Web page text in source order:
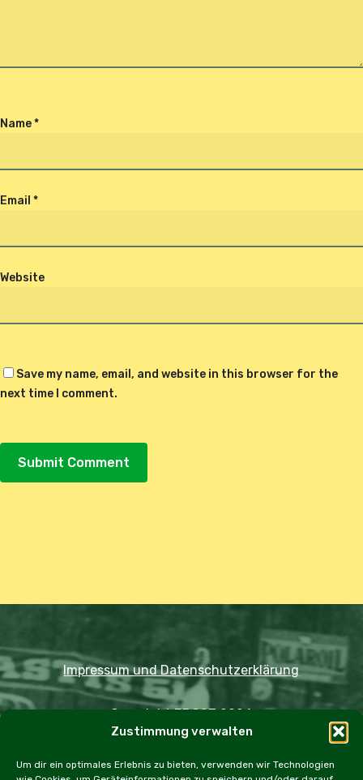
Zustimmung verwalten
Um dir ein optimales Erlebnis zu bieten, verwenden wir Technologien
Name*
Email *
Website
Save my name, email, and website in this browser for the
next time I comment.
Impressum und Datenschutzerklärung
Copyright JDOST 2024
Home Ausfahrten Rallye
Events